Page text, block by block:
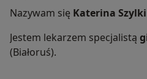
Nazywam się Katerina
Jestem lekarzem specjalistą
(Białoruś).